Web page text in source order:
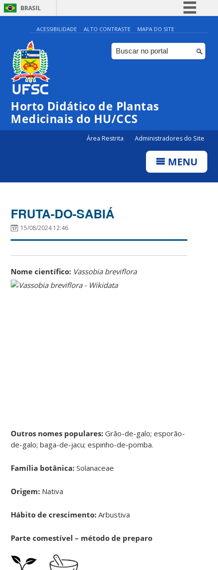
BRASIL
Simplifique!
Comunica BR
Participe
Canais
ACESSIBILIDADE ALTO CONTRASTE MAPA DO SITE
Horto Didático de Plantas
Medicinais do HU/CCS
Área Restrita Administradores do Site
MENU
FRUTA-DO-SABIÁ
15/08/2024 12:46
Nome científico: Vassobia breviflora
Outros nomes populares: Grão-de-galo; esporão-
de-galo; baga-de-jacu; espinho-de-pomba.
Família botânica: Solanaceae
Origem: Nativa
Hábito de crescimento:Arbustiva
Parte comestível – método de preparo